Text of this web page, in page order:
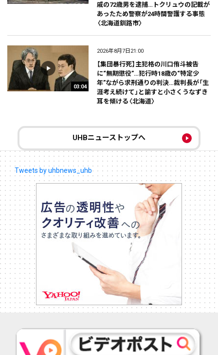
戚の72歳男を逮捕…トクリュウの記載が
あったため警察が24時間警護する事態
〈北海道釧路市〉
03:04
2026年8月7日21:00
【集団暴行死】主犯格の川口侑斗被告
に“無期懲役”…犯行時18歳の“特定少
年”ながら求刑通りの判決…裁判長が「生
涯考え続けて」と諭すと小さくうなずき
耳を傾ける〈北海道〉
UHBニューストップへ
Tweets by uhbnews_uhb